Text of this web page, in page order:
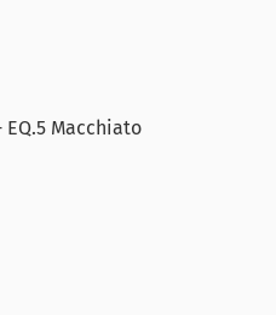
EQ.5 Macchiato